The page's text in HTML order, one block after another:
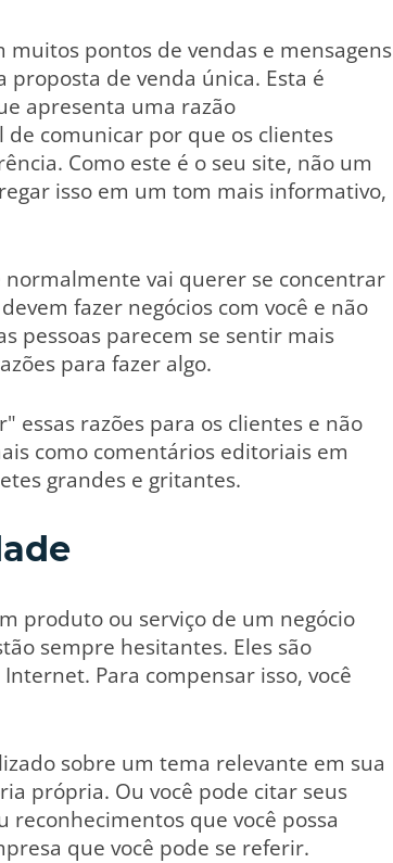
pontos de vendas e mensagens
de venda única. Esta é
apresenta uma razão
comunicar por que os clientes
Como este é o seu site, não um
isso em um tom mais informativo,
vai querer se concentrar
fazer negócios com você e não
pessoas parecem se sentir mais
para fazer algo.
essas razões para os clientes e não
como comentários editoriais em
grandes e gritantes.
produto ou serviço de um negócio
sempre hesitantes. Eles são
Para compensar isso, você
sobre um tema relevante em sua
própria. Ou você pode citar seus
reconhecimentos que você possa
que você pode se referir.